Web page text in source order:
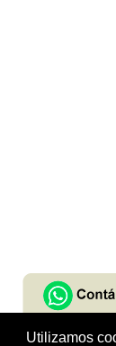
Utilizamos